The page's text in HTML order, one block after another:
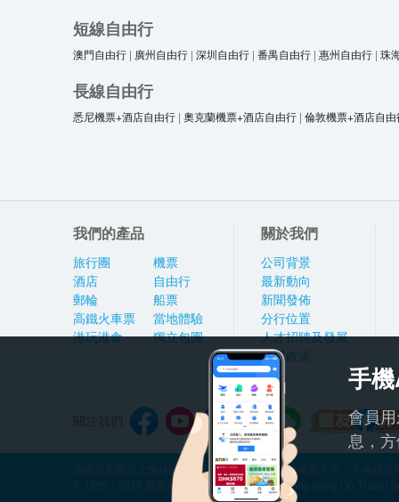
短線自由行
澳門自由行 | 廣州自由行 | 深圳自由行 | 番禺自由行 | 惠州自由行 | 珠
長線自由行
悉尼機票+酒店自由行 | 奧克蘭機票+酒店自由行 | 倫敦機票+酒店自由
我們的產品
旅行團
酒店
郵輪
高鐵火車票
港玩港食
機票
自由行
船票
當地體驗
獨立包團
關於我們
公司背景
最新動向
新聞發佈
分行位置
人才招聘及發展
私隱政策
本網頁所顯示之價格因應產品種類及出發日期而有所不同，不包括
© 1999 - 2026 香港永安旅遊有限公司 Hong Kong Wing On Travel
手
會員
息，